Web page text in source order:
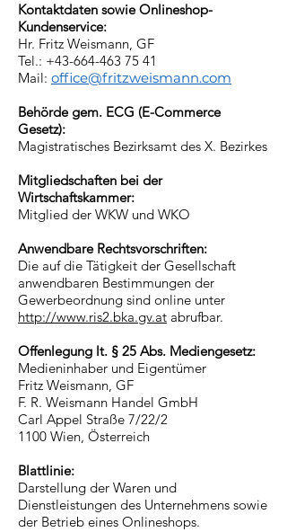
Kontaktdaten sowie Onlineshop-
Kundenservice:
Hr. Fritz Weismann, GF
Tel.: +43-664-463 75 41
Mail: office@fritzweismann.com
Behörde gem. ECG (E-Commerce
Gesetz):
Magistratisches Bezirksamt des X. Bezirkes
Mitgliedschaften bei der
Wirtschaftskammer:
Mitglied der WKW und WKO
Anwendbare Rechtsvorschriften:
Die auf die Tätigkeit der Gesellschaft
anwendbaren Bestimmungen der
Gewerbeordnung sind online unter
http://www.ris2.bka.gv.at abrufbar.
Offenlegung lt. § 25 Abs. Mediengesetz:
Medieninhaber und Eigentümer
Fritz Weismann, GF
F. R. Weismann Handel GmbH
Carl Appel Straße 7/22/2
1100 Wien, Österreich
Blattlinie:
Darstellung der Waren und
Dienstleistungen des Unternehmens sowie
der Betrieb eines Onlineshops.